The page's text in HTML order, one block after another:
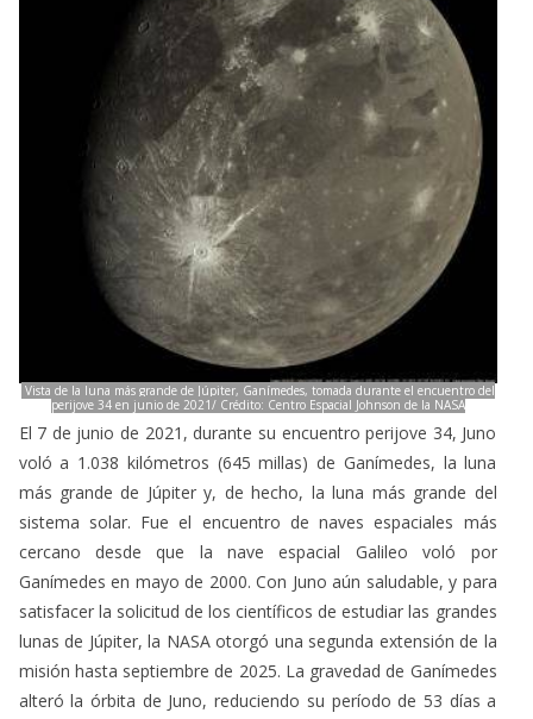
Vista de la luna más grande de Júpiter, Ganímedes, tomada durante el encuentro del
perijove 34 en junio de 2021/ Crédito: Centro Espacial Johnson de la NASA
El 7 de junio de 2021, durante su encuentro perijove 34, Juno
voló a 1.038 kilómetros (645 millas) de Ganímedes, la luna
más grande de Júpiter y, de hecho, la luna más grande del
sistema solar. Fue el encuentro de naves espaciales más
cercano desde que la nave espacial Galileo voló por
Ganímedes en mayo de 2000. Con Juno aún saludable, y para
satisfacer la solicitud de los científicos de estudiar las grandes
lunas de Júpiter, la NASA otorgó una segunda extensión de la
misión hasta septiembre de 2025. La gravedad de Ganímedes
alteró la órbita de Juno, reduciendo su período de 53 días a